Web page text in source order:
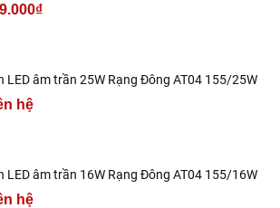
LED âm trần 25W Rạng Đông AT04 155/25W
hệ
LED âm trần 16W Rạng Đông AT04 155/16W
hệ